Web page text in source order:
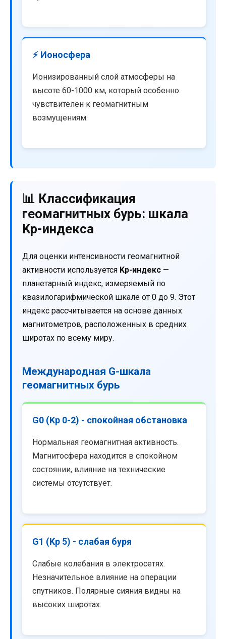
⚡ Ионосфера
Ионизированный слой атмосферы на
высоте 60-1000 км, который особенно
чувствителен к геомагнитным
возмущениям.
📊 Классификация
геомагнитных бурь: шкала
Kp-индекса
Для оценки интенсивности геомагнитной
активности используется Kp-индекс —
планетарный индекс, измеряемый по
квазилогарифмической шкале от 0 до 9. Этот
индекс рассчитывается на основе данных
магнитометров, расположенных в средних
широтах по всему миру.
Международная G-шкала
геомагнитных бурь
G0 (Kp 0-2) - спокойная обстановка
Нормальная геомагнитная активность.
Магнитосфера находится в спокойном
состоянии, влияние на технические
системы отсутствует.
G1 (Kp 5) - слабая буря
Слабые колебания в электросетях.
Незначительное влияние на операции
спутников. Полярные сияния видны на
высоких широтах.